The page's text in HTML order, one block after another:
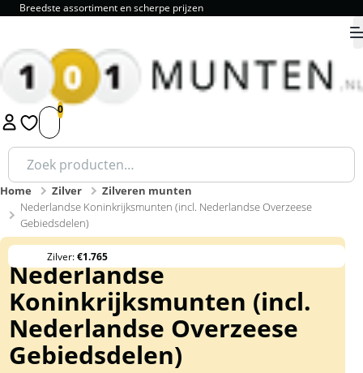
Breedste assortiment en scherpe prijzen
1 2 3 4 5 9.8
Zoeken
naar:
Home Zilver
Zilveren munten
Nederlandse Koninkrijksmunten (incl. Nederlandse Overzeese
Gebiedsdelen)
Nederlandse
Koninkrijksmunten (incl.
Nederlandse Overzeese
Gebiedsdelen)
Zilver:€1.765